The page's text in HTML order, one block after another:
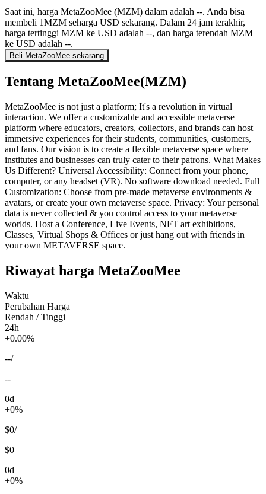
Saat ini, harga MetaZooMee (MZM) dalam adalah --. Anda bisa
membeli 1MZM seharga USD sekarang. Dalam 24 jam terakhir,
harga tertinggi MZM ke USD adalah --, dan harga terendah MZM
ke USD adalah --.
Beli MetaZooMee sekarang
Tentang MetaZooMee(MZM)
MetaZooMee is not just a platform; It's a revolution in virtual
interaction. We offer a customizable and accessible metaverse
platform where educators, creators, collectors, and brands can host
immersive experiences for their students, communities, customers,
and fans. Our vision is to create a flexible metaverse space where
institutes and businesses can truly cater to their patrons. What Makes
Us Different? Universal Accessibility: Connect from your phone,
computer, or any headset (VR). No software download needed. Full
Customization: Choose from pre-made metaverse environments &
avatars, or create your own metaverse space. Privacy: Your personal
data is never collected & you control access to your metaverse
worlds. Host a Conference, Live Events, NFT art exhibitions,
Classes, Virtual Shops & Offices or just hang out with friends in
your own METAVERSE space.
Riwayat harga MetaZooMee
Waktu
Perubahan Harga
Rendah / Tinggi
24h
+0.00%
--/
--
0d
+0%
$0/
$0
0d
+0%